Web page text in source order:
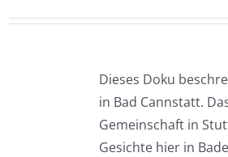
Dieses Doku
in Bad Cannstatt.
Gemeinschaft in
Gesichte hier in